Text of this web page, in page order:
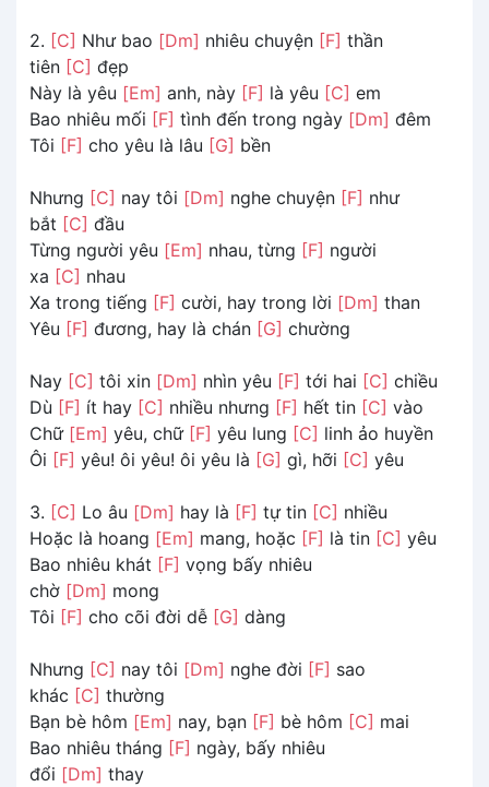
2. [C] Như bao [Dm] nhiêu chuyện [F] thần
tiên [C] đẹp
Này là yêu [Em] anh, này [F] là yêu [C] em
Bao nhiêu mối [F] tình đến trong ngày [Dm] đêm
Tôi [F] cho yêu là lâu [G] bền
Nhưng [C] nay tôi [Dm] nghe chuyện [F] như
bắt [C] đầu
Từng người yêu [Em] nhau, từng [F] người
xa [C] nhau
Xa trong tiếng [F] cười, hay trong lời [Dm] than
Yêu [F] đương, hay là chán [G] chường
Nay [C] tôi xin [Dm] nhìn yêu [F] tới hai [C] chiều
Dù [F] ít hay [C] nhiều nhưng [F] hết tin [C] vào
Chữ [Em] yêu, chữ [F] yêu lung [C] linh ảo huyền
Ôi [F] yêu! ôi yêu! ôi yêu là [G] gì, hỡi [C] yêu
3. [C] Lo âu [Dm] hay là [F] tự tin [C] nhiều
Hoặc là hoang [Em] mang, hoặc [F] là tin [C] yêu
Bao nhiêu khát [F] vọng bấy nhiêu
chờ [Dm] mong
Tôi [F] cho cõi đời dễ [G] dàng
Nhưng [C] nay tôi [Dm] nghe đời [F] sao
khác [C] thường
Bạn bè hôm [Em] nay, bạn [F] bè hôm [C] mai
Bao nhiêu tháng [F] ngày, bấy nhiêu
đổi [Dm] thay